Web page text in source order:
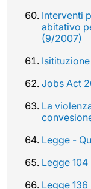
Interventi
abitativo
(9/2007)
Jobs Act
La
Legge -
Legge
Legge